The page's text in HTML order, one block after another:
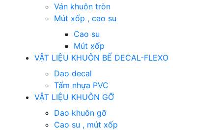
Ván khuôn tròn
Mút xốp , cao su
Cao su
Mút xốp
VẬT LIỆU KHUÔN BẾ DECAL-FLEXO
Dao decal
Tấm nhựa PVC
VẬT LIỆU KHUÔN GỠ
Dao khuôn gỡ
Cao su , mút xốp